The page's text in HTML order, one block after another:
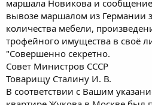
маршала Новикова и
вывозе маршалом из Германии
количества мебели,
трофейного имущества в своё
"Совершенно секретно.
Совет Министров СССР
Товарищу Сталину И. В.
В соответствии с Вашим